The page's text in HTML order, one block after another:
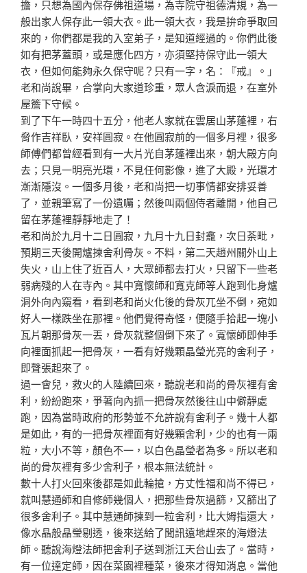
擔，只想為國內保存佛祖道場，為寺院守祖德清規，為一
般出家人保存此一領大衣。此一領大衣，我是拚命爭取回
來的，你們都是我的入室弟子，是知道經過的。你們此後
如有把茅蓋頭，或是應化四方，亦須堅持保守此一領大
衣，但如何能夠永久保守呢？ 只有一字，名：『戒』。」
老和尚說畢，合掌向大家道珍重 ，眾人含淚而退，在室外
屋簷下守候。
到了下午一時四十五分，他老人家就在雲居山茅蓬裡，右
脅作吉祥臥，安祥圓寂。在他圓寂前的一個多月裡，很多
師傅們都曾經看到有一大片光自茅蓬裡出來，朝大殿方向
去；只見一明亮光環，不見任何影像，進了大殿，光環才
漸漸隱沒 。一個多月後，老和尚把一切事情都安排妥善
了，並親筆寫了一份遺囑；然後叫兩個侍者離開，他自己
留在茅蓬裡靜靜地走了！
老和尚於九月十二日圓寂，九月十九日封龕，次日荼毗，
預期三天後開爐揀舍利骨灰。不料，第二天趙州關外山上
失火 ，山上住了近百人，大眾師都去打火，只留下一些老
弱病殘的人在寺內。其中寬懷師和寬克師等人跑到化身爐
洞外向內窺看，看到老和尚火化後的骨灰兀坐不倒，宛如
好人一樣跌坐在那裡。他們覺得奇怪，便隨手拾起一塊小
瓦片朝那骨灰一丟，骨灰就整個倒下來了。寬懷師即伸手
向裡面抓起一把骨灰，一看有好幾顆晶瑩光亮的舍利子，
即聲張起來了。
過一會兒，救火的人陸續回來，聽說老和尚的骨灰裡有舍
利 ，紛紛跑來，爭著向內抓一把骨灰然後往山中僻靜處
跑，因為當時政府的形勢並不允許說有舍利子。幾十人都
是如此， 有的一把骨灰裡面有好幾顆舍利，少的也有一兩
粒，大小不等，顏色不一，以白色晶瑩者為多。所以老和
尚的骨灰裡有多少舍利子，根本無法統計。
數十人打火回來後都是如此輪搶，方丈性福和尚不得已，
就叫慧通師和自修師幾個人，把那些骨灰過篩，又篩出了
很多舍利子。其中慧通師揀到一粒舍利，比大姆指還大，
像水晶般晶瑩剔透，後來送給了聞訊遠地趕來的海燈法
師。聽說海燈法師把舍利子送到浙江天台山去了。當時，
有一位達定師，因在菜園裡種菜，後來才得知消息。當他